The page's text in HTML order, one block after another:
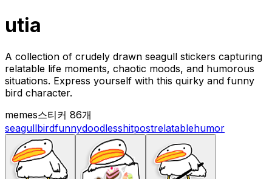
utia
A collection of crudely drawn seagull stickers capturing
relatable life moments, chaotic moods, and humorous
situations. Express yourself with this quirky and funny
bird character.
memes스티커 86개
seagullbirdfunnydoodlesshitpostrelatablehumor